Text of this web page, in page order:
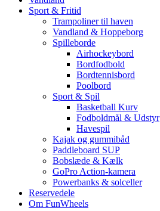
Sport & Fritid
Trampoliner til haven
Vandland & Hoppeborg
Spilleborde
Airhockeybord
Bordfodbold
Bordtennisbord
Poolbord
Sport & Spil
Basketball Kurv
Fodboldmål & Udstyr
Havespil
Kajak og gummibåd
Paddleboard SUP
Bobslæde & Kælk
GoPro Action-kamera
Powerbanks & solceller
Reservedele
Om FunWheels